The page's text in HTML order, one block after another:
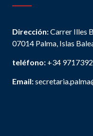
Dirección:Carrer Illes
07014 Palma, Islas
teléfono: +34
Email: